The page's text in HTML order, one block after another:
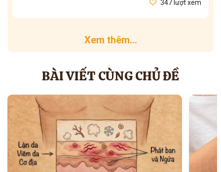
347 lượt xem
Xem thêm...
BÀI VIẾT CÙNG CHỦ ĐỀ